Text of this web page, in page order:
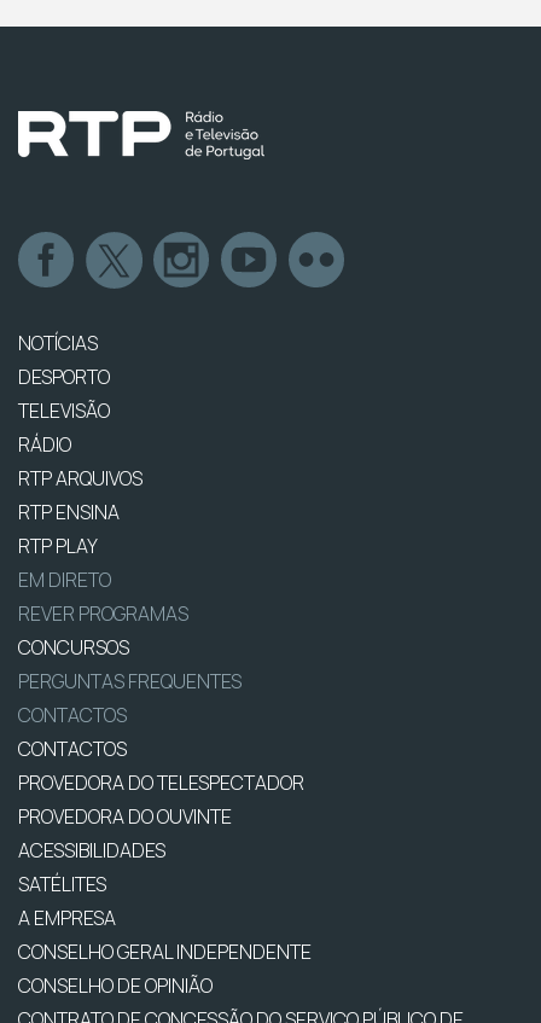
NOTÍCIAS
DESPORTO
TELEVISÃO
RÁDIO
RTP ARQUIVOS
RTP ENSINA
RTP PLAY
EM DIRETO
REVER PROGRAMAS
CONCURSOS
PERGUNTAS FREQUENTES
CONTACTOS
CONTACTOS
PROVEDORA DO TELESPECTADOR
PROVEDORA DO OUVINTE
ACESSIBILIDADES
SATÉLITES
A EMPRESA
CONSELHO GERAL INDEPENDENTE
CONSELHO DE OPINIÃO